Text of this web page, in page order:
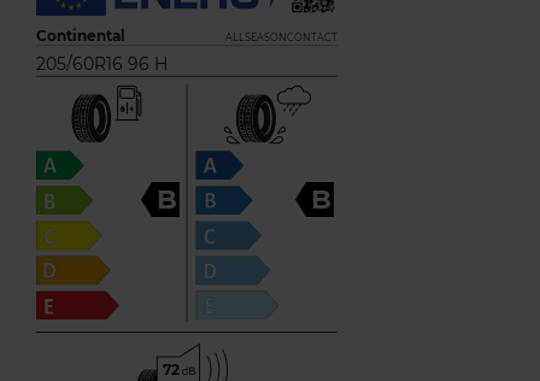
Continental ALLSEASONCONTACT
205/60R16 96 H
B B
72